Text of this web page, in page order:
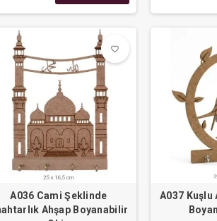
favorite_border
favorite_border
A036 Cami Şeklinde
Ahşap Boyanabilir
A037 Kuşlu